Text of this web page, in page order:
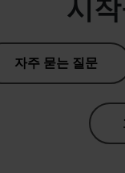
시
자주 묻는 질문